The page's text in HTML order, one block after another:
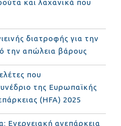
και λαχανικά που
διατροφής για την
την απώλεια βάρους
που
της Ευρωπαϊκής
(HFA) 2025
Ενεργειακή ανεπάρκεια